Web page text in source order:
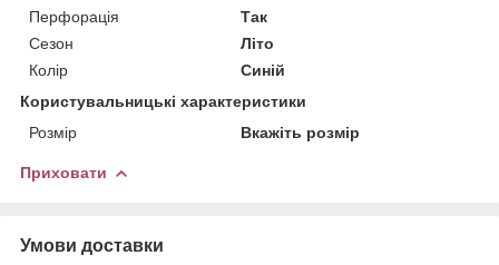
Перфорація
Так
Сезон
Літо
Колір
Синій
Користувальницькі характеристики
Розмір
Вкажіть розмір
Приховати
Умови доставки